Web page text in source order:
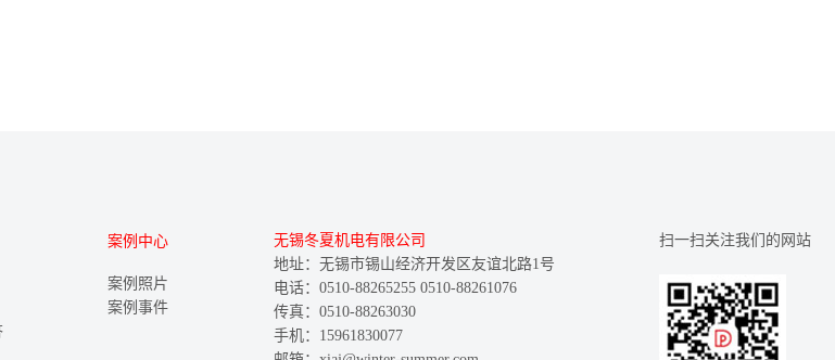
案例中心
案例照片
案例事件
无锡冬夏机电有限公司
地址：无锡市锡山经济开发区友谊北路1号
电话：0510-88265255 0510-88261076
传真：0510-88263030
手机：15961830077
扫一扫关注我们的网站